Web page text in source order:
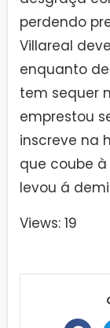
perdendo
Villareal
enquanto de
tem sequer
emprestou
inscreve na
que coube
levou á
Views: 19